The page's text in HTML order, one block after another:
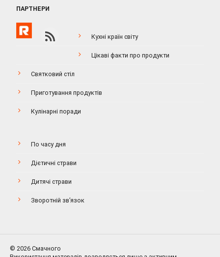
ПАРТНЕРИ
Кухні країн світу
Цікаві факти про продукти
Святковий стіл
Приготування продуктів
Кулінарні поради
По часу дня
Дієтичні страви
Дитячі страви
Зворотній зв’язок
© 2026 Смачного